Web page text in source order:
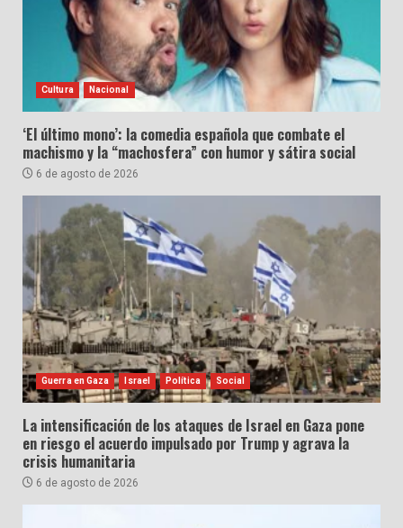
Cultura Nacional
‘El último mono’: la comedia española que combate el
machismo y la “machosfera” con humor y sátira social
6 de agosto de 2026
Guerra en Gaza Israel Política Social
La intensificación de los ataques de Israel en Gaza pone
en riesgo el acuerdo impulsado por Trump y agrava la
crisis humanitaria
6 de agosto de 2026